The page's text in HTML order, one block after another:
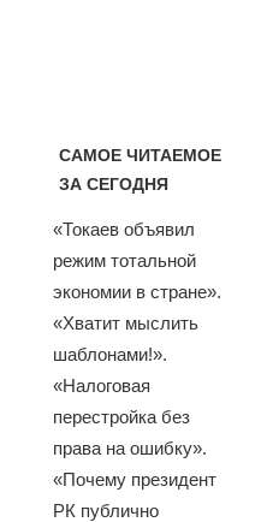
САМОЕ ЧИТАЕМОЕ
ЗА СЕГОДНЯ
«Токаев объявил
режим тотальной
экономии в стране».
«Хватит мыслить
шаблонами!».
«Налоговая
перестройка без
права на ошибку».
«Почему президент
РК публично